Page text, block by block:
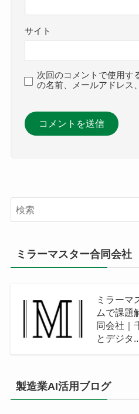
サイト
次回のコメントで使用す
の名前、メールアドレス
ミラーマスター合同会社
ミラーマ
ムで課題
同会社｜
とデジタ
製造業AI活用ブログ